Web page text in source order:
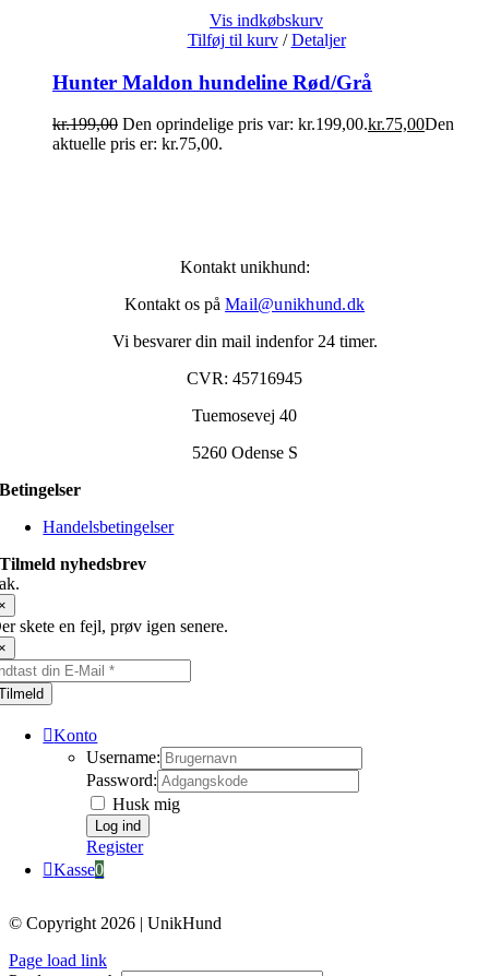
Vis indkøbskurv
Tilføj til kurv / Detaljer
Hunter Maldon hundeline Rød/Grå
kr.199,00 Den oprindelige pris var: kr.199,00.kr.75,00Den
aktuelle pris er: kr.75,00.
Kontakt unikhund:
Kontakt os på Mail@unikhund.dk
Vi besvarer din mail indenfor 24 timer.
CVR: 45716945
Tuemosevej 40
5260 Odense S
Betingelser
Handelsbetingelser
Tilmeld nyhedsbrev
skete en fejl, prøv igen senere.
Konto
Username:
Password:
Husk mig
Register
Kasse0
© Copyright 2026 | UnikHund
Page load link